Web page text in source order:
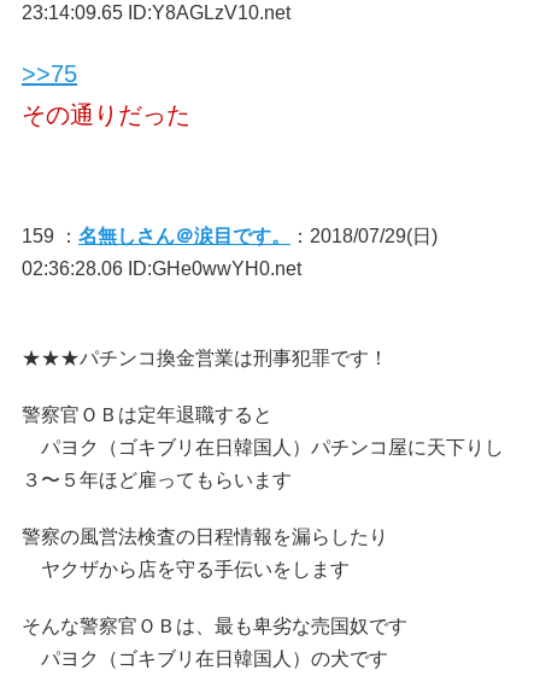
23:14:09.65 ID:Y8AGLzV10.net
>>75
その通りだった
159 ： 名無しさん＠涙目です。
：2018/07/29(日)
02:36:28.06 ID:GHe0wwYH0.net
★★★パチンコ換金営業は刑事犯罪です！
警察官ＯＢは定年退職すると
パヨク（ゴキブリ在日韓国人）パチンコ屋に天下りし
３〜５年ほど雇ってもらいます
警察の風営法検査の日程情報を漏らしたり
ヤクザから店を守る手伝いをします
そんな警察官ＯＢは、最も卑劣な売国奴です
パヨク（ゴキブリ在日韓国人）の犬です